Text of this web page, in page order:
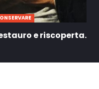
e riscoperta.